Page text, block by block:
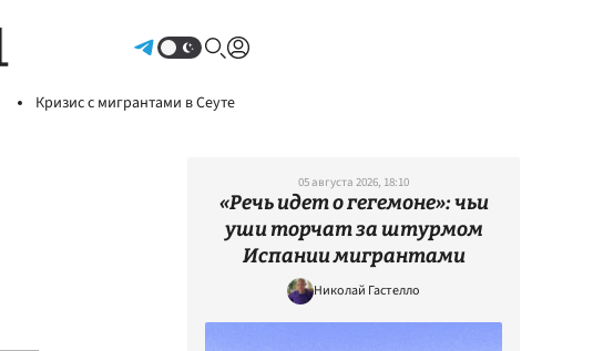
Кризис с мигрантами в Сеуте
05 августа 2026, 18:10
«Речь идет о гегемоне»: чьи
уши торчат за штурмом
Испании мигрантами
Николай Гастелло